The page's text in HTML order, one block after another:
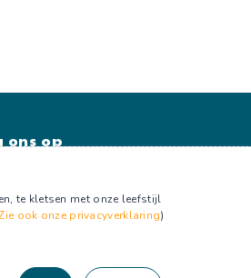
te kletsen met onze leefstijl
ook onze privacyverklaring)
ons op
groep